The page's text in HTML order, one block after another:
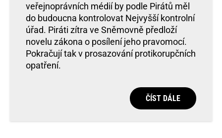
veřejnoprávních médií by podle Pirátů měl
do budoucna kontrolovat Nejvyšší kontrolní
úřad. Piráti zítra ve Sněmovně předloží
novelu zákona o posílení jeho pravomocí.
Pokračují tak v prosazování protikorupčních
opatření.
ČÍST DÁLE